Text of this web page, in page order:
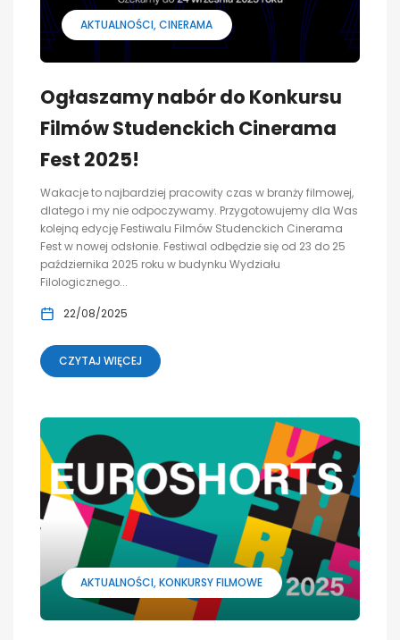
AKTUALNOŚCI CINERAMA
Ogłaszamy nabór do Konkursu
Filmów Studenckich Cinerama
Fest 2025!
Wakacje to najbardziej pracowity czas w branży filmowej,
dlatego i my nie odpoczywamy. Przygotowujemy dla Was
kolejną edycję Festiwalu Filmów Studenckich Cinerama
Fest w nowej odsłonie. Festiwal odbędzie się od 23 do 25
października 2025 roku w budynku Wydziału
Filologicznego...
22/08/2025
CZYTAJ WIĘCEJ
AKTUALNOŚCI KONKURSY FILMOWE